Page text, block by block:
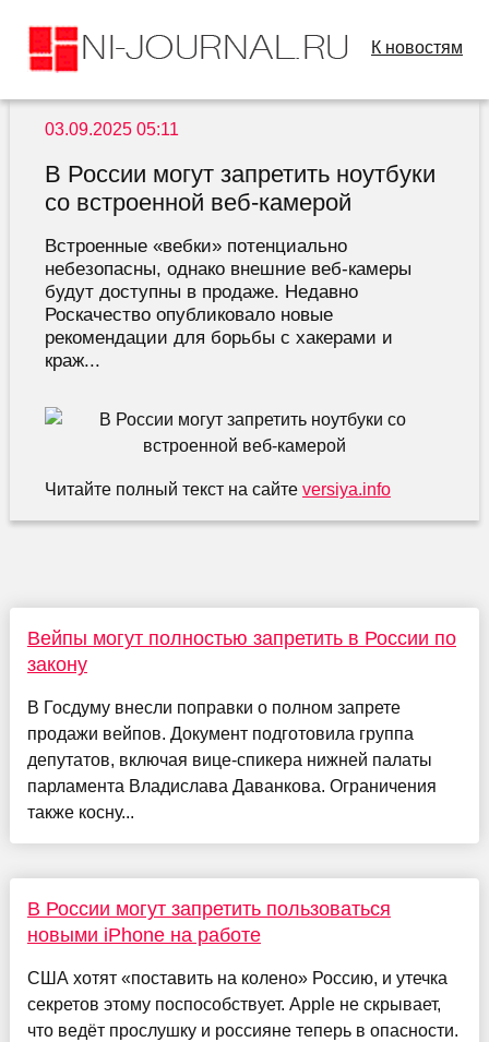
К новостям
03.09.2025 05:11
В России могут запретить ноутбуки
со встроенной веб-камерой
Встроенные «вебки» потенциально
небезопасны, однако внешние веб-камеры
будут доступны в продаже. Недавно
Роскачество опубликовало новые
рекомендации для борьбы с хакерами и
краж...
Читайте полный текст на сайте versiya.info
Вейпы могут полностью запретить в России по
закону
В Госдуму внесли поправки о полном запрете
продажи вейпов. Документ подготовила группа
депутатов, включая вице-спикера нижней палаты
парламента Владислава Даванкова. Ограничения
также косну...
В России могут запретить пользоваться
новыми iPhone на работе
США хотят «поставить на колено» Россию, и утечка
секретов этому поспособствует. Apple не скрывает,
что ведёт прослушку и россияне теперь в опасности.